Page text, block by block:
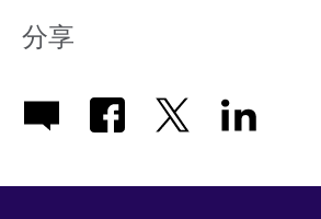
分享